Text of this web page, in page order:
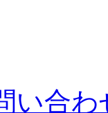
い合わ